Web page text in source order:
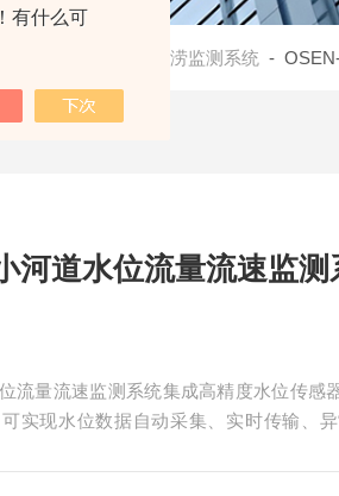
有什么可
城市内涝监测系统 - OSEN-
河道水位流量流速监测
流量流速监测系统集成高精度水位传感
实现水位数据自动采集、实时传输、